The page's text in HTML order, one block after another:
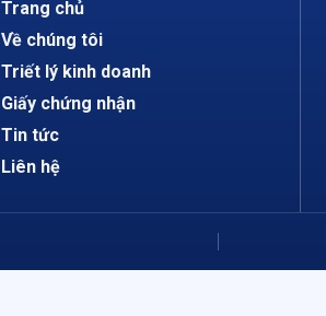
Trang chủ
Về chúng tôi
Triết lý kinh doanh
Giấy chứng nhận
Tin tức
Liên hệ